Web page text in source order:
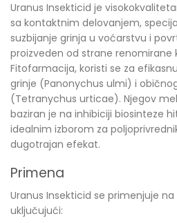
Uranus Insekticid je
sa kontaktnim delovanjem,
suzbijanje grinja u voćarstvu i
proizveden od strane renomirane
Fitofarmacija, koristi se za
grinje (Panonychus ulmi) i
(Tetranychus urticae). Njegov
baziran je na inhibiciji biosinteze
idealnim izborom za
dugotrajan efekat.
Primena
Uranus Insekticid se primenjuje
uključujući: